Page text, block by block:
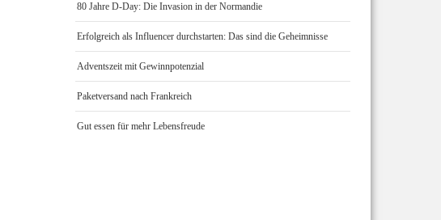
80 Jahre D-Day: Die Invasion in der Normandie
Erfolgreich als Influencer durchstarten: Das sind die Geheimnisse
Adventszeit mit Gewinnpotenzial
Paketversand nach Frankreich
Gut essen für mehr Lebensfreude